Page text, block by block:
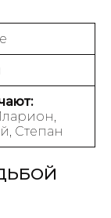
Степан